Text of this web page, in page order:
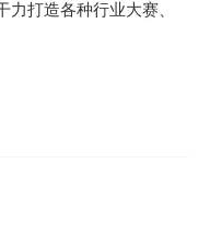
打造各种行业大赛、